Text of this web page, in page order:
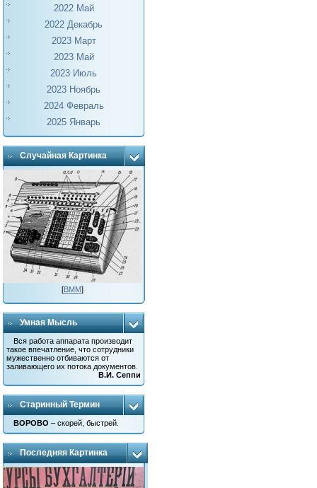
2022 Май
2022 Декабрь
2023 Март
2023 Май
2023 Июль
2023 Ноябрь
2024 Февраль
2025 Январь
Случайная Картинка
[ВММ]
Умная Мысль
Вся работа аппарата производит
такое впечатление, что сотрудники
мужественно отбиваются от
заливающего их потока документов.
В.И. Сеппи
Старинный Термин
ВОРОВО – скорей, быстрей.
Последняя Картинка